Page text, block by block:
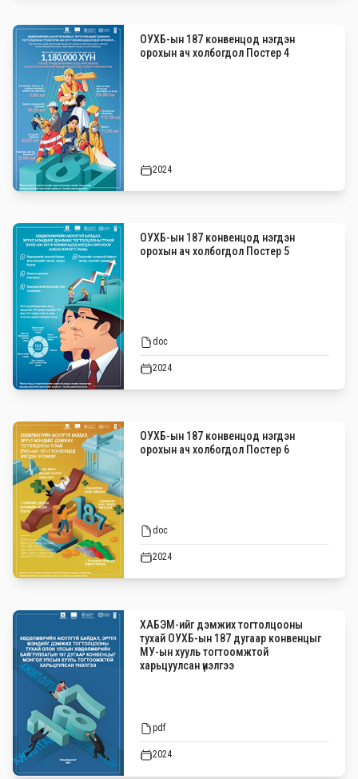
ОУХБ-ын 187 конвенцод нэгдэн
орохын ач холбогдол Постер 4
2024
ОУХБ-ын 187 конвенцод нэгдэн
орохын ач холбогдол Постер 5
doc
2024
ОУХБ-ын 187 конвенцод нэгдэн
орохын ач холбогдол Постер 6
doc
2024
ХАБЭМ-ийг дэмжих тогтолцооны
тухай ОУХБ-ын 187 дугаар конвенцыг
МУ-ын хууль тогтоомжтой
харьцуулсан үнэлгээ
pdf
2024